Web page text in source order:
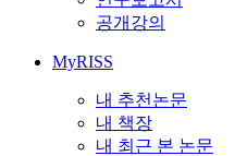
공개강의
MyRISS
내 추천논문
내 책장
내 최근 본 논문